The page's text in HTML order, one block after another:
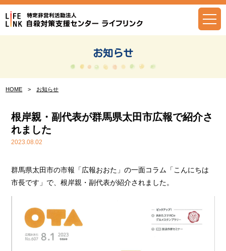
Skip
お知らせ
HOME > お知らせ
根岸親・副代表が群馬県太田市広報で紹介さ
れました
2023.08.02
群馬県太田市の市報「広報おおた」の一面コラム「こんにちは
市長です」で、根岸親・副代表が紹介されました。